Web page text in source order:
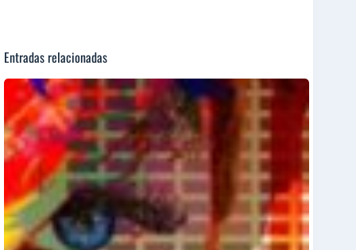
Entradas relacionadas